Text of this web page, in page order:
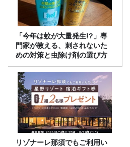
「今年は蚊が大量発生!?」専
門家が教える、刺されないた
めの対策と虫除け剤の選び方
リゾナーレ那須でもご利用い